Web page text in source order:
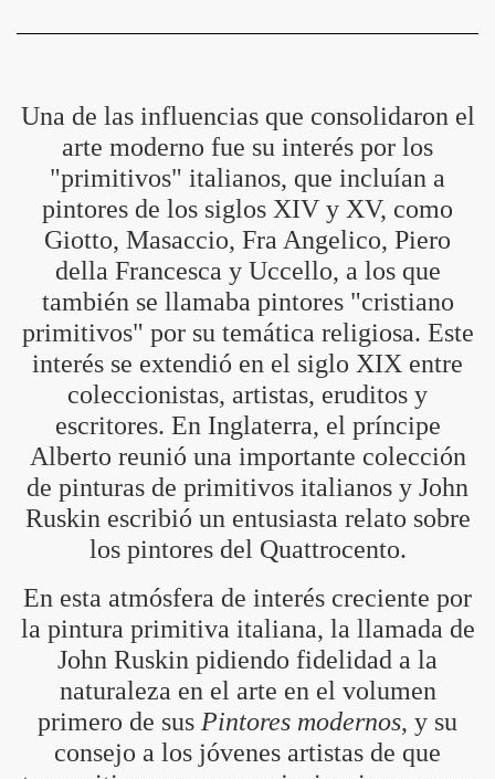
Una de las influencias que consolidaron el
arte moderno fue su interés por los
"primitivos" italianos, que incluían a
pintores de los siglos XIV y XV, como
Giotto, Masaccio, Fra Angelico, Piero
della Francesca y Uccello, a los que
también se llamaba pintores "cristiano
primitivos" por su temática religiosa. Este
interés se extendió en el siglo XIX entre
coleccionistas, artistas, eruditos y
escritores. En Inglaterra, el príncipe
Alberto reunió una importante colección
de pinturas de primitivos italianos y John
Ruskin escribió un entusiasta relato sobre
los pintores del Quattrocento.
En esta atmósfera de interés creciente por
la pintura primitiva italiana, la llamada de
John Ruskin pidiendo fidelidad a la
naturaleza en el arte en el volumen
primero de sus Pintores modernos, y su
consejo a los jóvenes artistas de que